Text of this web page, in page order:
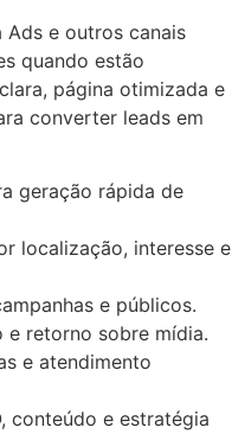
Ads e outros canais
quando estão
página otimizada e
converter leads em
geração rápida de
localização, interesse e
e públicos.
e retorno sobre mídia.
e atendimento
conteúdo e estratégia